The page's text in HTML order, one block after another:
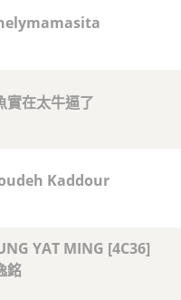
實在太牛逼了
Kaddour
YAT MING [4C36]
銘